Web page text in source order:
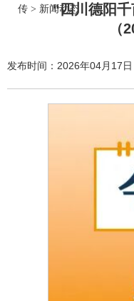
传 > 新闻动态
“四川德阳
（
发布时间：2026年04月17日